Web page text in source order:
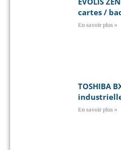
cartes /
En savoir plus »
TOSHIBA
En savoir plus »